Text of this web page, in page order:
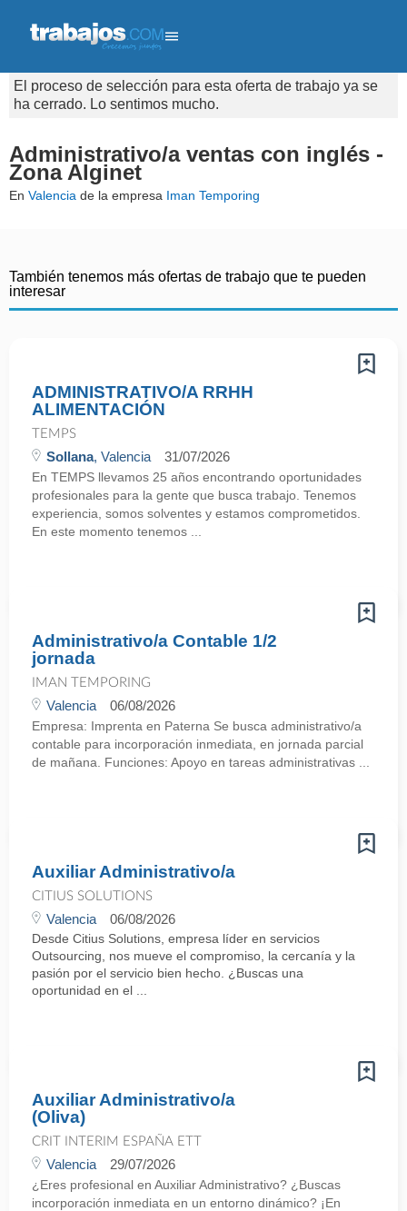
El proceso de selección para esta oferta de trabajo ya se
ha cerrado. Lo sentimos mucho.
Administrativo/a ventas con inglés -
Zona Alginet
En Valencia de la empresa Iman Temporing
También tenemos más ofertas de trabajo que te pueden
interesar
ADMINISTRATIVO/A RRHH
ALIMENTACIÓN
TEMPS
Sollana, Valencia 31/07/2026
En TEMPS llevamos 25 años encontrando oportunidades
profesionales para la gente que busca trabajo. Tenemos
experiencia, somos solventes y estamos comprometidos.
En este momento tenemos ...
Administrativo/a Contable 1/2
jornada
IMAN TEMPORING
Valencia 06/08/2026
Empresa: Imprenta en Paterna Se busca administrativo/a
contable para incorporación inmediata, en jornada parcial
de mañana. Funciones: Apoyo en tareas administrativas ...
Auxiliar Administrativo/a
CITIUS SOLUTIONS
Valencia 06/08/2026
Desde Citius Solutions, empresa líder en servicios
Outsourcing, nos mueve el compromiso, la cercanía y la
pasión por el servicio bien hecho. ¿Buscas una
oportunidad en el ...
Auxiliar Administrativo/a
(Oliva)
CRIT INTERIM ESPAÑA ETT
Valencia 29/07/2026
¿Eres profesional en Auxiliar Administrativo? ¿Buscas
incorporación inmediata en un entorno dinámico? ¡En